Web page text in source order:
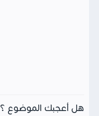
هل أعجبك الموضوع ؟